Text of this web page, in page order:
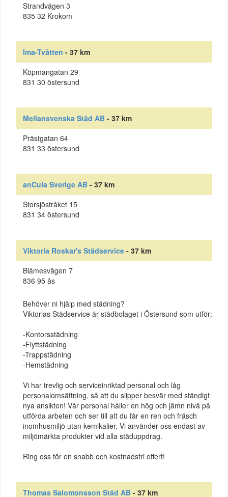
Strandvägen 3
835 32 Krokom
Ima-Tvätten - 37 km
Köpmangatan 29
831 30 östersund
Mellansvenska Städ AB - 37 km
Prästgatan 64
831 33 östersund
anCula Sverige AB - 37 km
Storsjöstråket 15
831 34 östersund
Viktoria Roskar's Städservice - 37 km
Blåmesvägen 7
836 95 ås
Behöver ni hjälp med städning?
Viktorias Städservice är städbolaget i Östersund som utför:
-Kontorsstädning
-Flyttstädning
-Trappstädning
-Hemstädning
Vi har trevlig och serviceinriktad personal och låg
personalomsättning, så att du slipper besvär med ständigt
nya ansikten! Vår personal håller en hög och jämn nivå på
utförda arbeten och ser till att du får en ren och fräsch
inomhusmiljö utan kemikalier. Vi använder oss endast av
miljömärkta produkter vid alla städuppdrag.
Ring oss för en snabb och kostnadsfri offert!
Thomas Salomonsson Städ AB - 37 km